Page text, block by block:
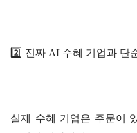
2️⃣ 진짜 AI 수혜 기업과 단
실제 수혜 기업은 주문이